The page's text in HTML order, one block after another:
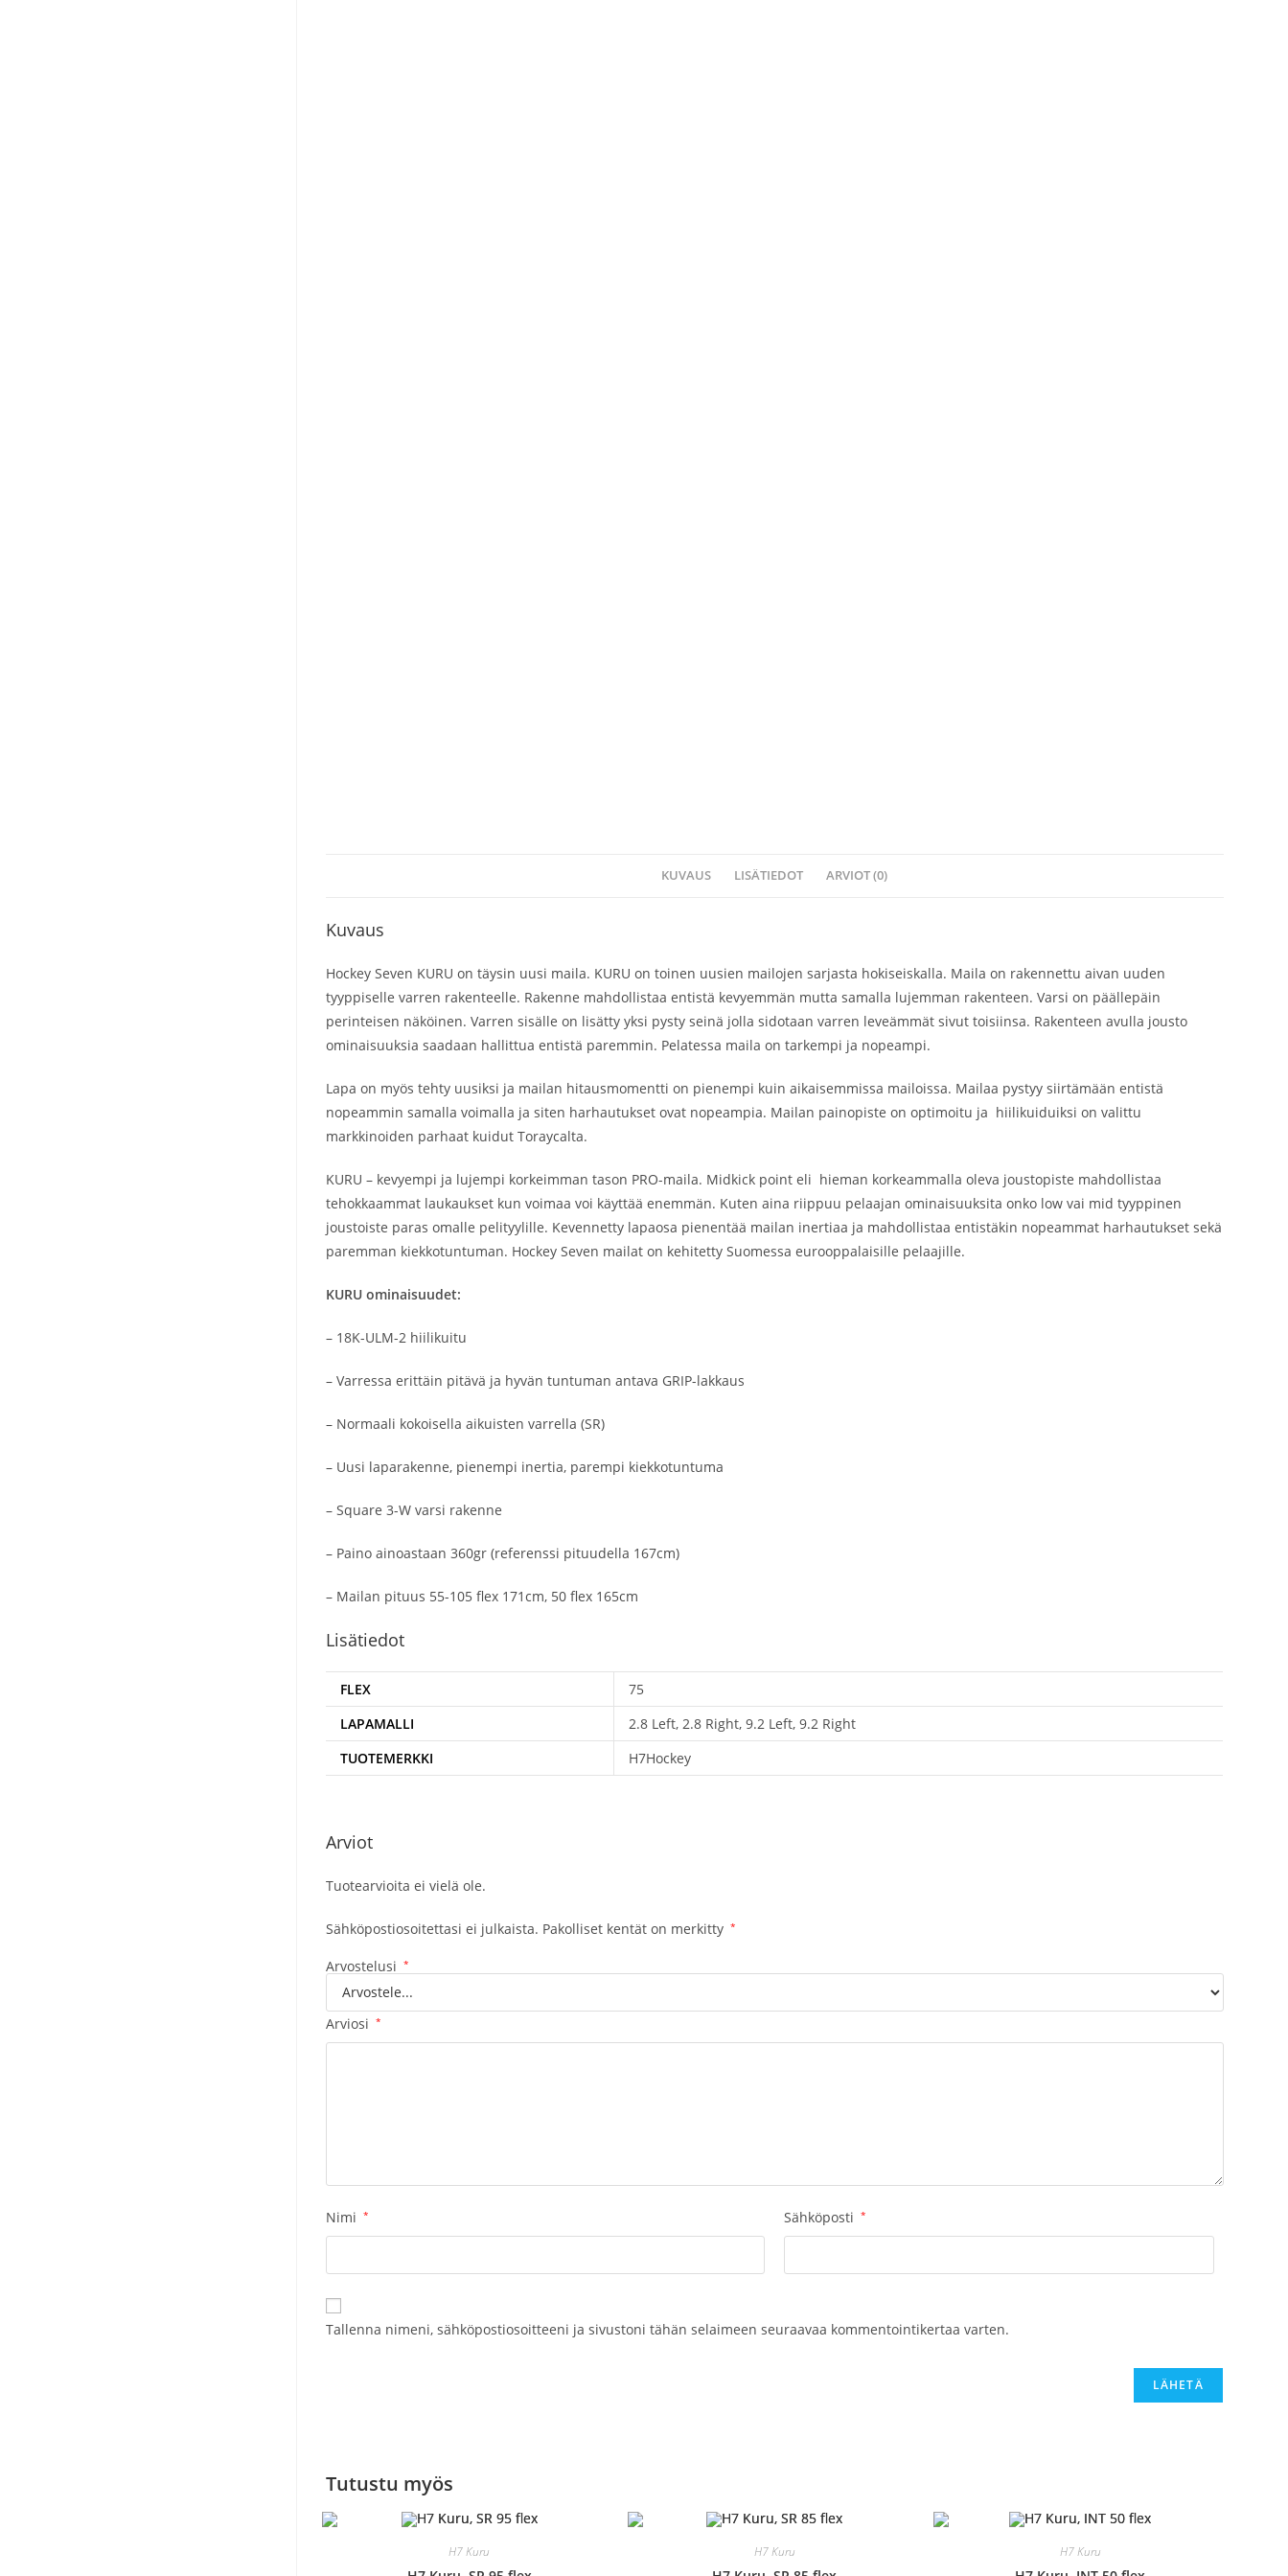
KUVAUS LISÄTIEDOT ARVIOT (0)
Kuvaus
Hockey Seven KURU on täysin uusi maila. KURU on toinen uusien mailojen sarjasta hokiseiskalla. Maila on rakennettu aivan uuden
tyyppiselle varren rakenteelle. Rakenne mahdollistaa entistä kevyemmän mutta samalla lujemman rakenteen. Varsi on päällepäin
perinteisen näköinen. Varren sisälle on lisätty yksi pysty seinä jolla sidotaan varren leveämmät sivut toisiinsa. Rakenteen avulla jousto
ominaisuuksia saadaan hallittua entistä paremmin. Pelatessa maila on tarkempi ja nopeampi.
Lapa on myös tehty uusiksi ja mailan hitausmomentti on pienempi kuin aikaisemmissa mailoissa. Mailaa pystyy siirtämään entistä
nopeammin samalla voimalla ja siten harhautukset ovat nopeampia. Mailan painopiste on optimoitu ja hiilikuiduiksi on valittu
markkinoiden parhaat kuidut Toraycalta.
KURU – kevyempi ja lujempi korkeimman tason PRO-maila. Midkick point eli hieman korkeammalla oleva joustopiste mahdollistaa
tehokkaammat laukaukset kun voimaa voi käyttää enemmän. Kuten aina riippuu pelaajan ominaisuuksita onko low vai mid tyyppinen
joustoiste paras omalle pelityylille. Kevennetty lapaosa pienentää mailan inertiaa ja mahdollistaa entistäkin nopeammat harhautukset sekä
paremman kiekkotuntuman. Hockey Seven mailat on kehitetty Suomessa eurooppalaisille pelaajille.
KURU ominaisuudet:
– 18K-ULM-2 hiilikuitu
– Varressa erittäin pitävä ja hyvän tuntuman antava GRIP-lakkaus
– Normaali kokoisella aikuisten varrella (SR)
– Uusi laparakenne, pienempi inertia, parempi kiekkotuntuma
– Square 3-W varsi rakenne
– Paino ainoastaan 360gr (referenssi pituudella 167cm)
– Mailan pituus 55-105 flex 171cm, 50 flex 165cm
Lisätiedot
FLEX
75
LAPAMALLI
2.8 Left, 2.8 Right, 9.2 Left, 9.2 Right
TUOTEMERKKI
H7Hockey
Arviot
Tuotearvioita ei vielä ole.
Sähköpostiosoitettasi ei julkaista. Pakolliset kentät on merkitty *
Arvostelusi *
Arviosi *
Nimi * Sähköposti *
Tallenna nimeni, sähköpostiosoitteeni ja sivustoni tähän selaimeen seuraavaa kommentointikertaa varten.
Tutustu myös
H7 Kuru H7 Kuru H7 Kuru